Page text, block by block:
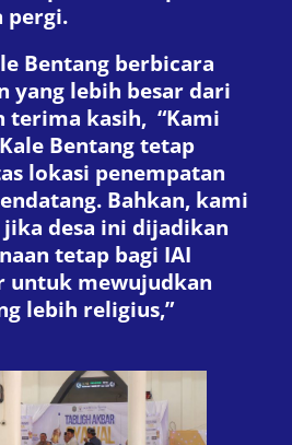
pergi.
Bentang berbicara
yang lebih besar dari
terima kasih, “Kami
Bentang tetap
lokasi penempatan
Bahkan, kami
desa ini dijadikan
tetap bagi IAI
untuk mewujudkan
lebih religius,”